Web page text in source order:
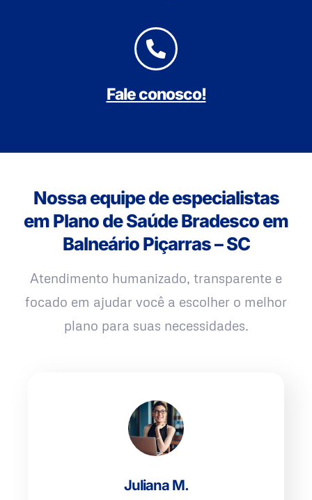
Fale conosco!
Nossa equipe de especialistas
em Plano de Saúde Bradesco em
Balneário Piçarras – SC
Atendimento humanizado, transparente e
focado em ajudar você a escolher o melhor
plano para suas necessidades.
Juliana M.